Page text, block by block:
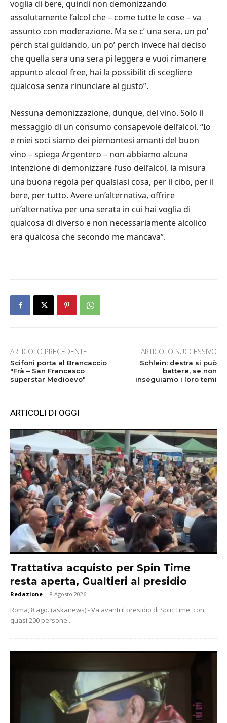
voglia di bere, quindi non demonizzando
assolutamente l’alcol che – come tutte le cose – va
assunto con moderazione. Ma se c’ una sera, un po’
perch stai guidando, un po’ perch invece hai deciso
che quella sera una sera pi leggera e vuoi rimanere
appunto alcool free, hai la possibilit di scegliere
qualcosa senza rinunciare al gusto”.
Nessuna demonizzazione, dunque, del vino. Solo il
messaggio di un consumo consapevole dell’alcol. “Io
e miei soci siamo dei piemontesi amanti del buon
vino – spiega Argentero – non abbiamo alcuna
intenzione di demonizzare l’uso dell’alcol, la misura
una buona regola per qualsiasi cosa, per il cibo, per il
bere, per tutto. Avere un’alternativa, offrire
un’alternativa per una serata in cui hai voglia di
qualcosa di diverso e non necessariamente alcolico
era qualcosa che secondo me mancava”.
ARTICOLO PRECEDENTE
Scifoni porta al Brancaccio
"Frà – San Francesco
superstar Medioevo"
ARTICOLO SUCCESSIVO
Schlein: destra si può
battere, se non
inseguiamo i loro temi
ARTICOLI DI OGGI
Trattativa acquisto per Spin Time
resta aperta, Gualtieri al presidio
Redazione - 8 Agosto 2026
Roma, 8 ago. (askanews) - Va avanti il presidio di Spin Time, con
quasi 200 persone...